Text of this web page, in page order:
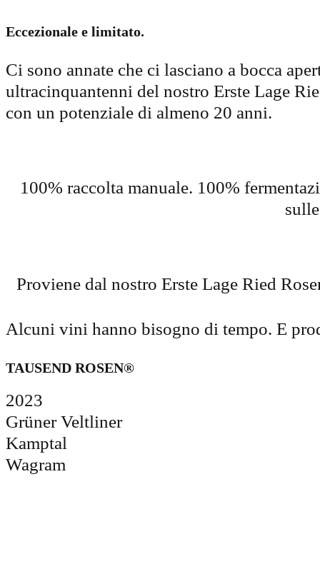
Eccezionale e limitato.
Ci sono annate che ci lasciano a bocca
ultracinquantenni del nostro Erste Lage
con un potenziale di almeno 20 anni.
100% raccolta manuale. 100%
Proviene dal nostro Erste Lage Ried
Alcuni vini hanno bisogno di tempo. E
TAUSEND ROSEN®
2023
Grüner Veltliner
Kamptal
Wagram